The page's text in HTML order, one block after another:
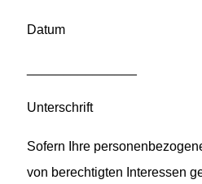
Datum
Unterschrift
Sofern Ihre
von berechtigten Interessen